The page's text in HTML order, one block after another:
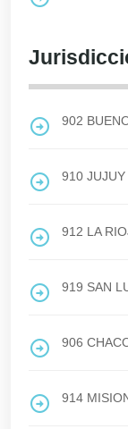
902
910 JUJUY
912 LA
919 SAN
906
914